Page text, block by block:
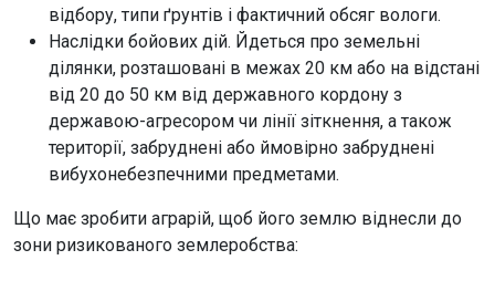
відбору, типи ґрунтів і фактичний обсяг вологи.
Наслідки бойових дій. Йдеться про земельні
ділянки, розташовані в межах 20 км або на відстані
від 20 до 50 км від державного кордону з
державою-агресором чи лінії зіткнення, а також
території, забруднені або ймовірно забруднені
вибухонебезпечними предметами.
Що має зробити аграрій, щоб його землю віднесли до
зони ризикованого землеробства: